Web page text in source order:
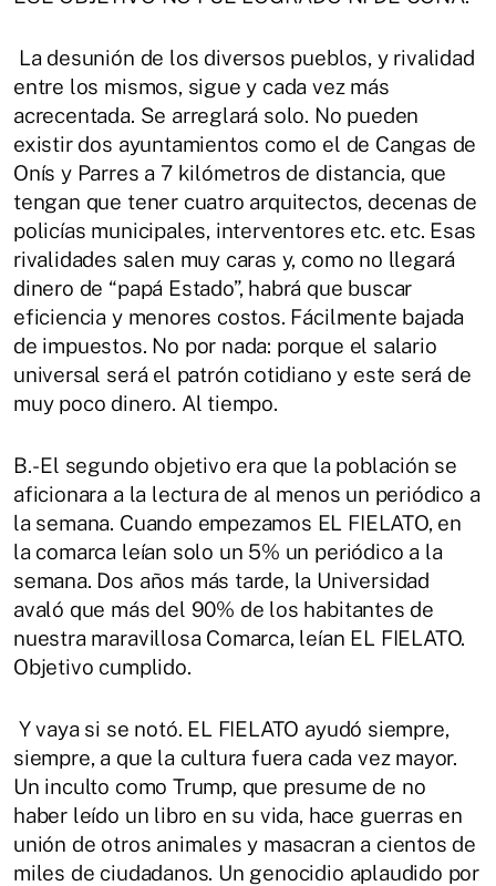
La desunión de los diversos pueblos, y rivalidad
entre los mismos, sigue y cada vez más
acrecentada. Se arreglará solo. No pueden
existir dos ayuntamientos como el de Cangas de
Onís y Parres a 7 kilómetros de distancia, que
tengan que tener cuatro arquitectos, decenas de
policías municipales, interventores etc. etc. Esas
rivalidades salen muy caras y, como no llegará
dinero de “papá Estado”, habrá que buscar
eficiencia y menores costos. Fácilmente bajada
de impuestos. No por nada: porque el salario
universal será el patrón cotidiano y este será de
muy poco dinero. Al tiempo.
B.- El segundo objetivo era que la población se
aficionara a la lectura de al menos un periódico a
la semana. Cuando empezamos EL FIELATO, en
la comarca leían solo un 5% un periódico a la
semana. Dos años más tarde, la Universidad
avaló que más del 90% de los habitantes de
nuestra maravillosa Comarca, leían EL FIELATO.
Objetivo cumplido.
Y vaya si se notó. EL FIELATO ayudó siempre,
siempre, a que la cultura fuera cada vez mayor.
Un inculto como Trump, que presume de no
haber leído un libro en su vida, hace guerras en
unión de otros animales y masacran a cientos de
miles de ciudadanos. Un genocidio aplaudido por